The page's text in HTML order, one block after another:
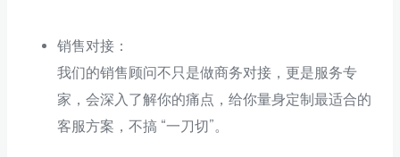
销售对接：
我们的销售顾问不只是做商务对接，更是服务专
家，会深入了解你的痛点，给你量身定制最适合的
客服方案，不搞 “一刀切”。